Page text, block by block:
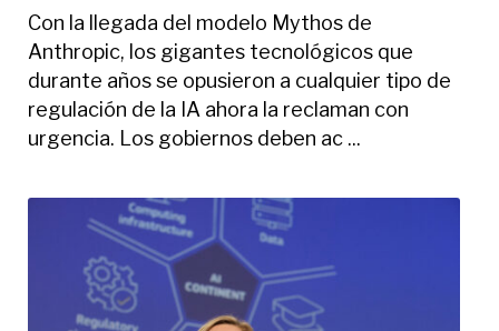
Con la llegada del modelo Mythos de
Anthropic, los gigantes tecnológicos que
durante años se opusieron a cualquier tipo de
regulación de la IA ahora la reclaman con
urgencia. Los gobiernos deben ac ...